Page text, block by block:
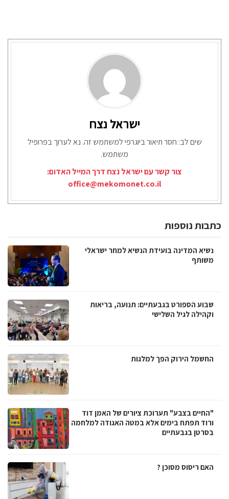
ישראל נצח
שים לב: חסר תיאור ביוגרפי למשתמש זה. נא לערוך בפרופיל
משתמש.
צור קשר עם ישראל נצח דרך המייל האדום:
office@mekomonet.co.il
כתבות נוספות
נשיא המדינה בועידת הנשיא למחר ישראלי
משותף
שבוע הספורט בגבעתיים: תנועה, בריאות
וקהילה לגיל השלישי
החשמל הירוק הפך למלגות
"החיים בצבע" תערוכת ציורים של האמן דוד
ורוד תפתח בימים אלא במטה האגודה למלחמה
בסרטן בגבעתיים
האם ריסוס מסוכן ?